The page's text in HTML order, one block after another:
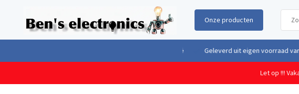
Onze producten
Geleverd uit eigen voorraad
Let op !!!